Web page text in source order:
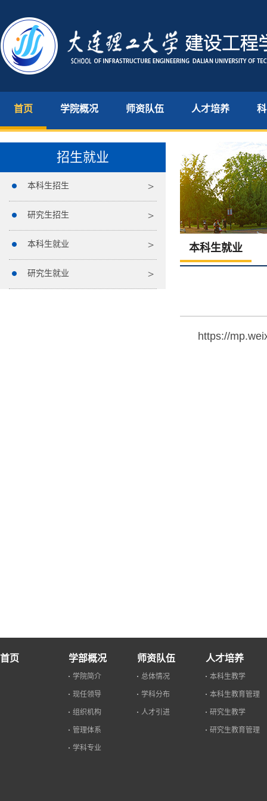
首页 学院概况 师资队伍 人才培养
招生就业
本科生招生
研究生招生
本科生就业
研究生就业
本科生就业
https://
首页 学部概况
学院简介
现任领导
组织机构
管理体系
学科专业
师资队伍
总体情况
学科分布
人才引进
人才培养
本科生教学
本科生教育管理
研究生教学
研究生教育管理